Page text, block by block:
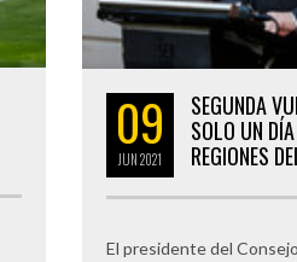
09
JUN2021
SEGUNDA
SOLO UN
REGIONES
El presidente del